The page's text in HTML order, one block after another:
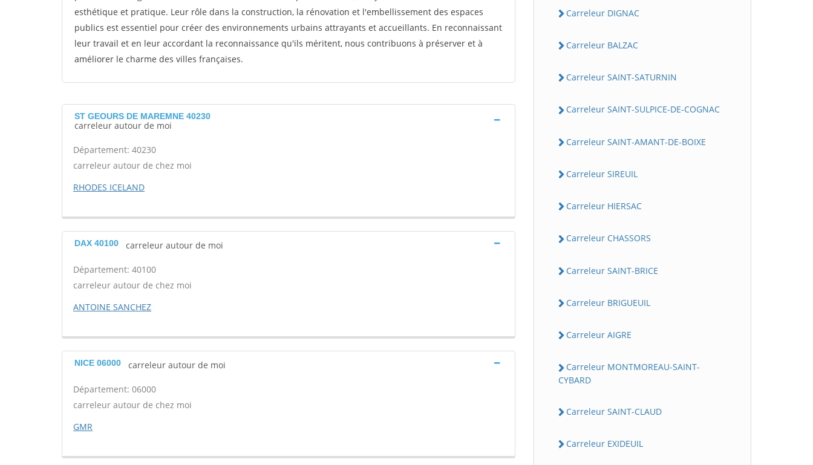
esthétique et pratique. Leur rôle dans la construction, la rénovation et l'embellissement des espaces
publics est essentiel pour créer des environnements urbains attrayants et accueillants. En reconnaissant
leur travail et en leur accordant la reconnaissance qu'ils méritent, nous contribuons à préserver et à
améliorer le charme des villes françaises.
ST GEOURS DE MAREMNE 40230
carreleur autour de moi
Département: 40230
carreleur autour de chez moi
RHODES ICELAND
DAX 40100 carreleur autour de moi
Département: 40100
carreleur autour de chez moi
ANTOINE SANCHEZ
NICE 06000 carreleur autour de moi
Département: 06000
carreleur autour de chez moi
GMR
Carreleur DIGNAC
Carreleur BALZAC
Carreleur SAINT-SATURNIN
Carreleur SAINT-SULPICE-DE-COGNAC
Carreleur SAINT-AMANT-DE-BOIXE
Carreleur SIREUIL
Carreleur HIERSAC
Carreleur CHASSORS
Carreleur SAINT-BRICE
Carreleur BRIGUEUIL
Carreleur AIGRE
Carreleur MONTMOREAU-SAINT-
CYBARD
Carreleur SAINT-CLAUD
Carreleur EXIDEUIL